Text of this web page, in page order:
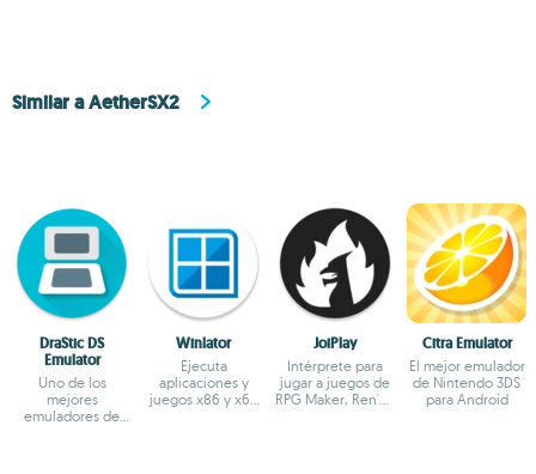
Similar a AetherSX2
DraStic DS
Emulator
Uno de los
mejores
emuladores de
Winlator
Ejecuta
aplicaciones y
juegos x86 y x64
JoiPlay
Intérprete para
jugar a juegos de
RPG Maker, Ren'py
Citra Emulator
El mejor emulador
de Nintendo 3DS
para Android